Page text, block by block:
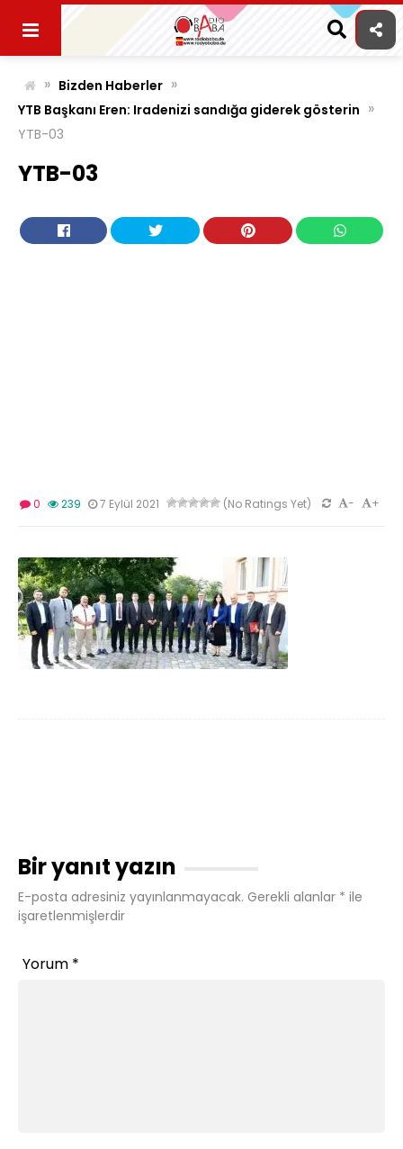
content
» Bizden Haberler »
YTB Başkanı Eren: Iradenizi sandığa giderek gösterin »
YTB-03
YTB-03
0 239 7 Eylül 2021 (No Ratings Yet) +
-
Bir yanıt yazın
E-posta adresiniz yayınlanmayacak. Gerekli alanlar * ile
işaretlenmişlerdir
Yorum *